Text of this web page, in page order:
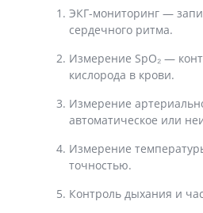
ЭКГ-мониторинг —
сердечного ритма.
Измерение SpO₂ —
кислорода в крови.
Измерение
автоматическое или
Измерение
точностью.
Контроль дыхания и